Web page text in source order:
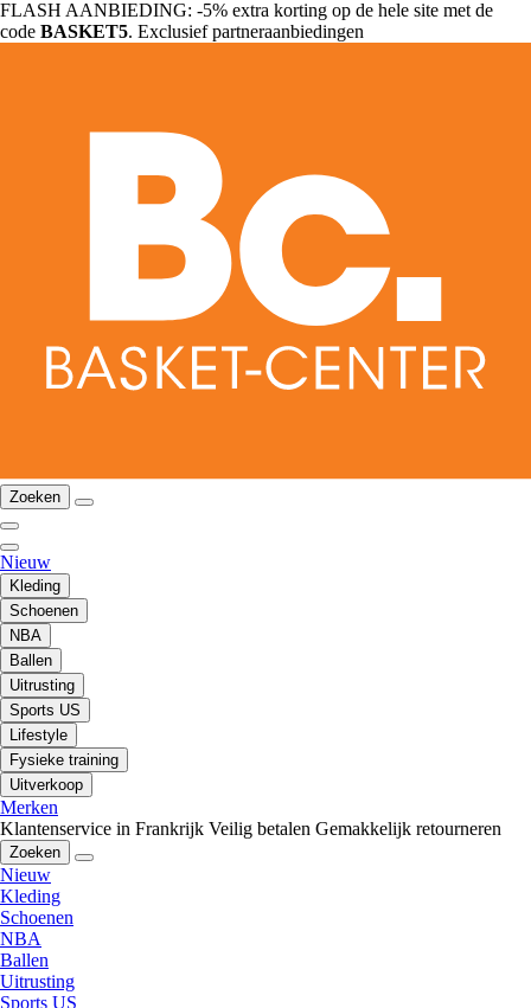
FLASH AANBIEDING: -5% extra korting op de hele site met de
code BASKET5. Exclusief partneraanbiedingen
Zoeken
Nieuw
Kleding
Schoenen
NBA
Ballen
Uitrusting
Sports US
Lifestyle
Fysieke training
Uitverkoop
Merken
Klantenservice in Frankrijk Veilig betalen Gemakkelijk retourneren
Zoeken
Nieuw
Kleding
Schoenen
NBA
Ballen
Uitrusting
Sports US